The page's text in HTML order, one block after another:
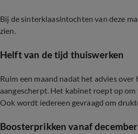
Bij de sinterklaasintochten van deze
zien.
Helft van de tijd thuiswerken
Ruim een maand nadat het advies
aangescherpt. Het kabinet roept op
Ook wordt iedereen gevraagd om
Boosterprikken vanaf december